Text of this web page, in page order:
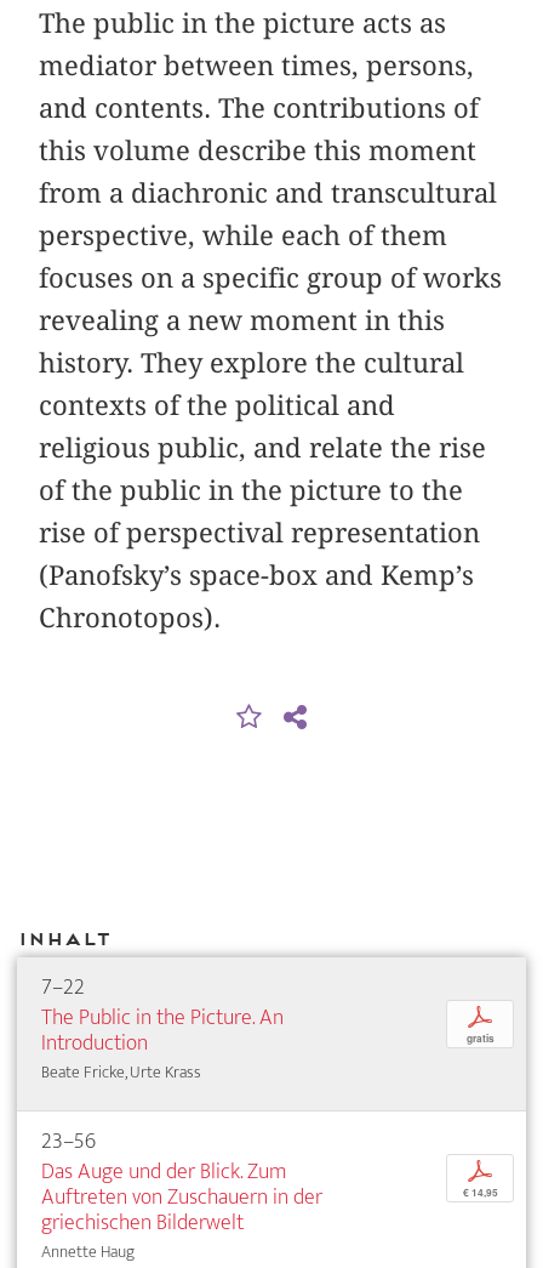
The public in the picture acts as
mediator between times, persons,
and contents. The contributions of
this volume describe this moment
from a diachronic and transcultural
perspective, while each of them
focuses on a specific group of works
revealing a new moment in this
history. They explore the cultural
contexts of the political and
religious public, and relate the rise
of the public in the picture to the
rise of perspectival representation
(Panofsky’s space-box and Kemp’s
Chronotopos).
Inhalt
7–22
The Public in the Picture. An
Introduction
Beate Fricke, Urte Krass
p
gratis
23–56
Das Auge und der Blick. Zum
Auftreten von Zuschauern in der
griechischen Bilderwelt
Annette Haug
p
€ 14,95